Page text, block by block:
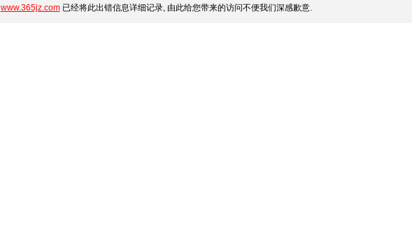
www.365jz.com已经将此出错信息详细记录, 由此给您带来的访问不便我们深感歉意.